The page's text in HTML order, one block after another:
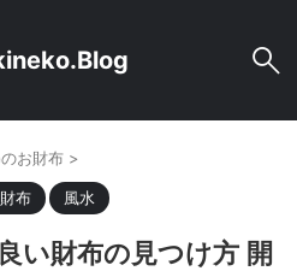
お財布 >
布 風水
い財布の見つけ方 開